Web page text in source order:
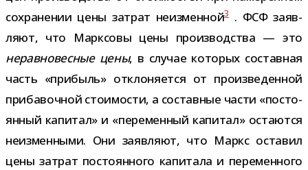
сохра­не­нии цены затрат неиз­мен­ной3 . ФСФ заяв­
ляют, что Марксовы цены про­из­вод­ства — это
нерав­но­вес­ные цены, в слу­чае кото­рых состав­ная
часть «при­быль» откло­ня­ется от про­из­ве­ден­ной
при­ба­воч­ной сто­и­мо­сти, а состав­ные части «посто­
ян­ный капи­тал» и «пере­мен­ный капи­тал» оста­ются
неиз­мен­ными. Они заяв­ляют, что Маркс оста­вил
цены затрат посто­ян­ного капи­тала и пере­мен­ного